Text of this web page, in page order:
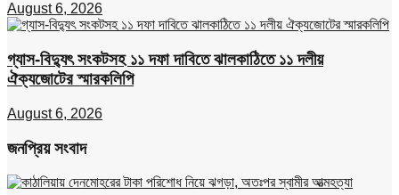
August 6, 2026
গ্যাস-বিদ্যুৎ সংকটসহ ১১ দফা দাবিতে ঝালকাঠিতে ১১ দলীয়
ঐক্যজোটের স্মারকলিপি
August 6, 2026
জনপ্রিয় সংবাদ